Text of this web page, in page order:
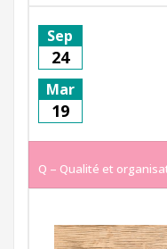
24
Sep
19
Mar
Q – Qualité et